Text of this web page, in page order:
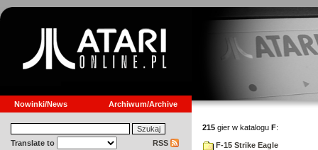
Nowinki/News Archiwum/Archive
Translate to RSS
215 gier w katalogu F:
F-15 Strike Eagle